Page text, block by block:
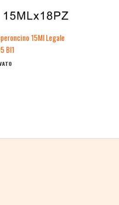
15Ml Legale
Bl1